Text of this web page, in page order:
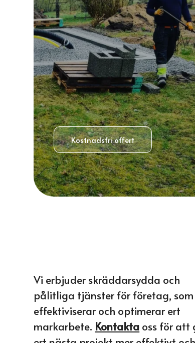
Kostnadsfri offert
Vi erbjuder skräddarsydda och
pålitliga tjänster för företag, som
effektiviserar och optimerar ert
markarbete. Kontakta oss för att